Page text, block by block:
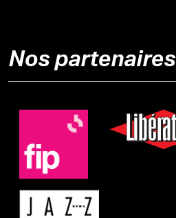
Nos partenaires